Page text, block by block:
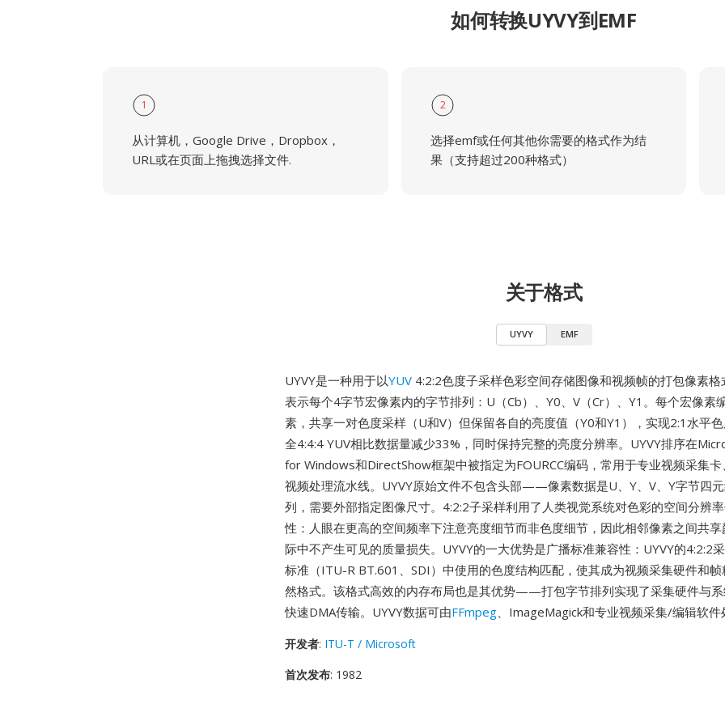
如何转换UYVY到EMF
1
从计算机，Google Drive，Dropbox，
URL或在页面上拖拽选择文件.
2
选择emf或任何其他你需要的格式作为结
果（支持超过200种格式）
关于格式
UYVY EMF
UYVY是一种用于以YUV 4:2:2色度子采样色彩空间存储图像和视频帧的打包像素格
表示每个4字节宏像素内的字节排列：U（Cb）、Y0、V（Cr）、Y1。每个宏像素
素，共享一对色度采样（U和V）但保留各自的亮度值（Y0和Y1），实现2:1水平
全4:4:4 YUV相比数据量减少33%，同时保持完整的亮度分辨率。UYVY排序在
for Windows和DirectShow框架中被指定为FOURCC编码，常用于专业视频采集
视频处理流水线。UYVY原始文件不包含头部——像素数据是U、Y、V、Y字节四
列，需要外部指定图像尺寸。4:2:2子采样利用了人类视觉系统对色彩的空间分辨
性：人眼在更高的空间频率下注意亮度细节而非色度细节，因此相邻像素之间共
际中不产生可见的质量损失。UYVY的一大优势是广播标准兼容性：UYVY的4:2:2
标准（ITU-R BT.601、SDI）中使用的色度结构匹配，使其成为视频采集硬件和
然格式。该格式高效的内存布局也是其优势——打包字节排列实现了采集硬件与
快速DMA传输。UYVY数据可由FFmpeg、ImageMagick和专业视频采集/编辑软件
开发者: ITU-T / Microsoft
首次发布: 1982